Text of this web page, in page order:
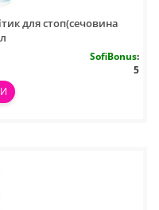
для стоп(сечовина
SofiBonus:
5